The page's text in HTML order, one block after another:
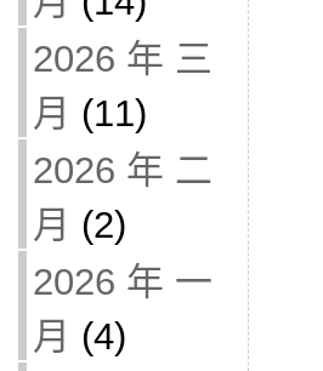
2026 年 三
月 (11)
2026 年 二
月 (2)
2026 年 一
月 (4)